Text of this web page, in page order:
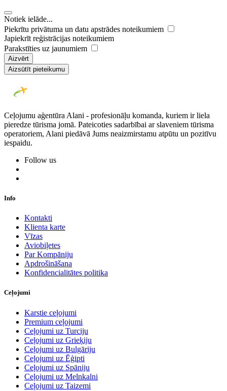
Notiek ielāde...
Piekrītu privātuma un datu apstrādes noteikumiem
Japiekrīt reģistrācijas noteikumiem
Parakstīties uz jaunumiem
Aizvērt
Aizsūtīt pieteikumu
Ceļojumu aģentūra Alani - profesionāļu komanda, kuriem ir liela
pieredze tūrisma jomā. Pateicoties sadarbībai ar slaveniem tūrisma
operatoriem, Alani piedāvā Jums neaizmirstamu atpūtu un pozitīvu
iespaidu.
Follow us
Info
Kontakti
Klienta karte
Vīzas
Aviobiļetes
Par Kompāniju
Apdrošināšana
Konfidencialitātes politika
Ceļojumi
Karstie ceļojumi
Premium ceļojumi
Ceļojumi uz Turciju
Ceļojumi uz Grieķiju
Ceļojumi uz Bulgāriju
Ceļojumi uz Ēģipti
Ceļojumi uz Spāniju
Ceļojumi uz Melnkalni
Ceļojumi uz Taizemi